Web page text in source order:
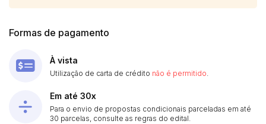
Formas de pagamento
À vista
Utilização de carta de crédito não é permitido
Em até 30x
Para o envio de propostas condicionais parceladas em até
30 parcelas, consulte as regras do edital.